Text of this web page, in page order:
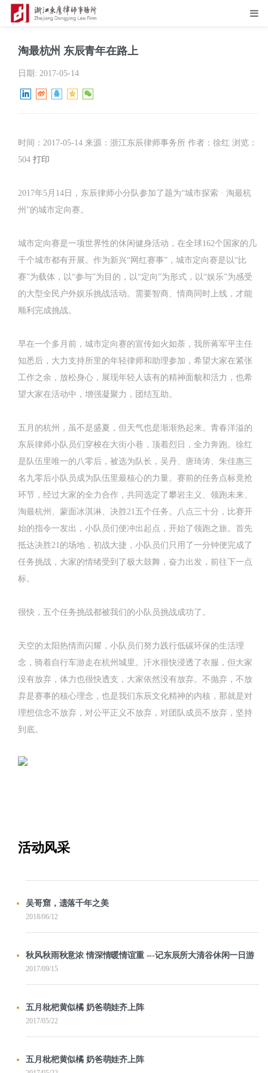
淘最杭州 东辰青年在路上
日期: 2017-05-14
时间：2017-05-14 来源：浙江东辰律师事务所 作者：徐红 浏览：
504 打印
2017年5月14日，东辰律师小分队参加了题为“城市探索 · 淘最杭
州”的城市定向赛。
城市定向赛是一项世界性的休闲健身活动，在全球162个国家的几
千个城市都有开展。作为新兴“网红赛事”，城市定向赛是以“比
赛”为载体，以“参与”为目的，以“定向”为形式，以“娱乐”为感受
的大型全民户外娱乐挑战活动。需要智商、情商同时上线，才能
顺利完成挑战。
早在一个多月前，城市定向赛的宣传如火如荼，我所蒋军平主任
知悉后，大力支持所里的年轻律师和助理参加，希望大家在紧张
工作之余，放松身心，展现年轻人该有的精神面貌和活力，也希
望大家在活动中，增强凝聚力，团结互助。
五月的杭州，虽不是盛夏，但天气也是渐渐热起来。青春洋溢的
东辰律师小队员们穿梭在大街小巷，顶着烈日，全力奔跑。徐红
是队伍里唯一的八零后，被选为队长，吴丹、唐琦涛、朱佳惠三
名九零后小队员成为队伍里最核心的力量。赛前的任务点标竟抢
环节，经过大家的全力合作，共同选定了攀岩主义、领跑未来、
淘最杭州、蒙面冰淇淋、决胜21五个任务。八点三十分，比赛开
始的指令一发出，小队员们便冲出起点，开始了领跑之旅。首先
抵达决胜21的场地，初战大捷，小队员们只用了一分钟便完成了
任务挑战，大家的情绪受到了极大鼓舞，奋力出发，前往下一点
标。
很快，五个任务挑战都被我们的小队员挑战成功了。
天空的太阳热情而闪耀，小队员们努力践行低碳环保的生活理
念，骑着自行车游走在杭州城里。汗水很快浸透了衣服，但大家
没有放弃，体力也很快透支，大家依然没有放弃。不抛弃，不放
弃是赛事的核心理念，也是我们东辰文化精神的内核，那就是对
理想信念不放弃，对公平正义不放弃，对团队成员不放弃，坚持
到底。
活动风采
吴哥窟，遗落千年之美
2018/06/12
秋风秋雨秋意浓 情深情暖情谊重 ---记东辰所大清谷休闲一日游
2017/09/15
五月枇杷黄似橘 奶爸萌娃齐上阵
2017/05/22
五月枇杷黄似橘 奶爸萌娃齐上阵